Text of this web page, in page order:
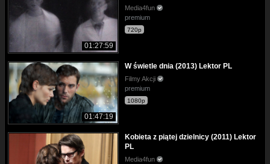
01:27:59
Media4fun
premium
720p
01:47:19
W świetle dnia (2013) Lektor PL
Filmy Akcji
premium
1080p
Kobieta z piątej dzielnicy (2011) Lektor
PL
Media4fun